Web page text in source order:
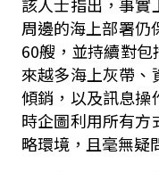
周邊的海上部署仍
60艘，並持續對
來越多海上灰帶、
傾銷，以及訊息操
時企圖利用所有方
略環境，且毫無疑